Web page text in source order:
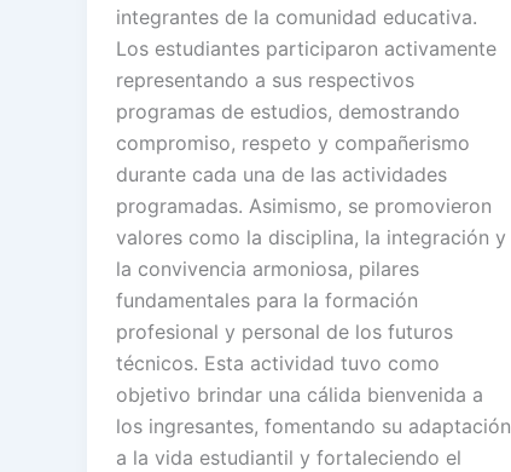
integrantes de la comunidad educativa.
Los estudiantes participaron activamente
representando a sus respectivos
programas de estudios, demostrando
compromiso, respeto y compañerismo
durante cada una de las actividades
programadas. Asimismo, se promovieron
valores como la disciplina, la integración y
la convivencia armoniosa, pilares
fundamentales para la formación
profesional y personal de los futuros
técnicos. Esta actividad tuvo como
objetivo brindar una cálida bienvenida a
los ingresantes, fomentando su adaptación
a la vida estudiantil y fortaleciendo el